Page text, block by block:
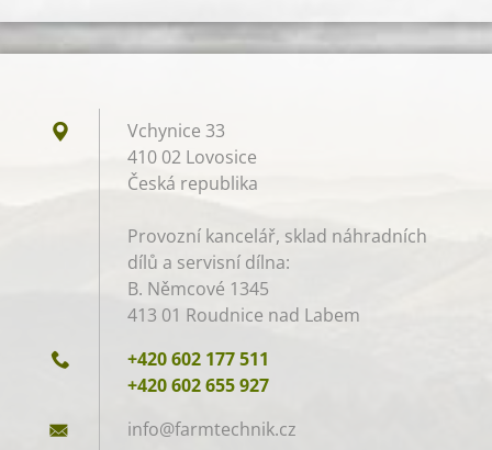
Vchynice 33
410 02 Lovosice
Česká republika
Provozní kancelář, sklad náhradních
dílů a servisní dílna:
B. Němcové 1345
413 01 Roudnice nad Labem
+420 602 177 511
+420 602 655 927
info@farmtechnik.cz